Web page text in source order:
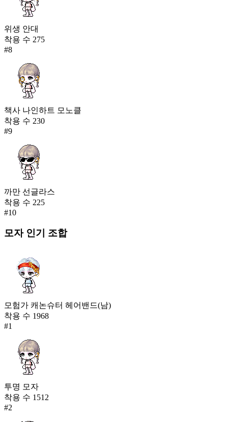
위생 안대
착용 수 275
#8
책사 나인하트 모노클
착용 수 230
#9
까만 선글라스
착용 수 225
#10
모자인기 조합
모험가 캐논슈터 헤어밴드(남)
착용 수 1968
#1
투명 모자
착용 수 1512
#2